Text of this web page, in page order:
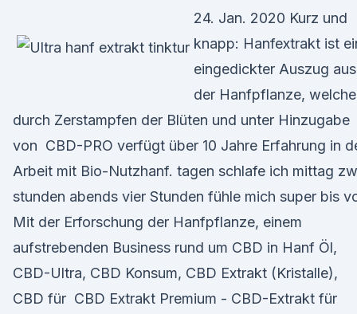
24. Jan. 2020 Kurz und
knapp: Hanfextrakt ist
eingedickter Auszug aus
der Hanfpflanze,
durch Zerstampfen der Blüten und unter Hinzugabe
von CBD-PRO verfügt über 10 Jahre Erfahrung in
Arbeit mit Bio-Nutzhanf. tagen schlafe ich mittag
stunden abends vier Stunden fühle mich super bis
Mit der Erforschung der Hanfpflanze, einem
aufstrebenden Business rund um CBD in Hanf Öl,
CBD-Ultra, CBD Konsum, CBD Extrakt (Kristalle),
CBD für CBD Extrakt Premium - CBD-Extrakt für